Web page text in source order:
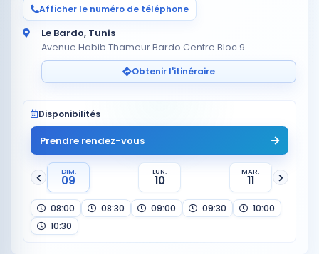
Afficher le numéro de téléphone
Le Bardo, Tunis
Avenue Habib Thameur Bardo Centre Bloc 9
Obtenir l'itinéraire
Disponibilités
Prendre rendez-vous
DIM.
09
LUN.
10
MAR.
11
08:00 08:30 09:00 09:30
10:00
10:30